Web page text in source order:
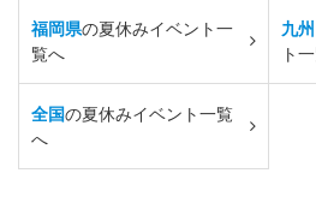
福岡県の夏休みイベント一
覧へ
九
ト
全国の夏休みイベント一覧
へ